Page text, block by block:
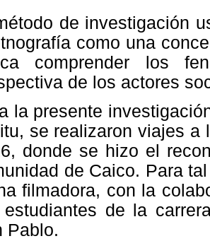
de investigación
como una
comprender los
de los actores
la presente
se realizaron viajes a
donde se hizo el
de Caico. Para
filmadora, con la
estudiantes de la
Pablo.